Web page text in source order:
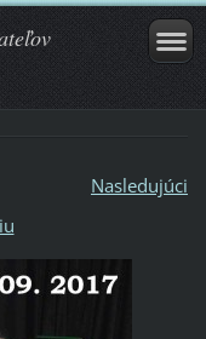
Nasledujúci